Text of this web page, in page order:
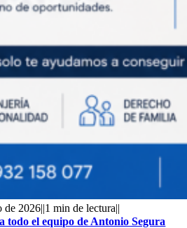
de 2026||1 min de lectura||
todo el equipo de Antonio Segura